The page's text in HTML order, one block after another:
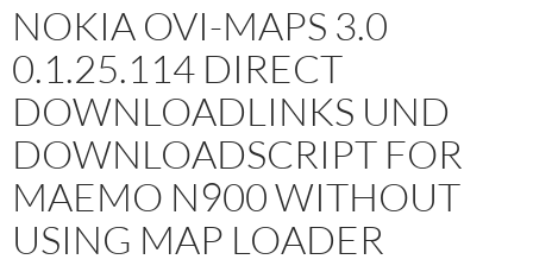
NOKIA OVI-MAPS 3.0
0.1.25.114 DIRECT
DOWNLOADLINKS UND
DOWNLOADSCRIPT FOR
MAEMO N900 WITHOUT
USING MAP LOADER